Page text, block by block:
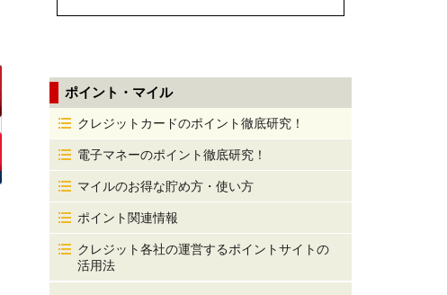
ポイント・マイル
クレジットカードのポイント徹底研究！
電子マネーのポイント徹底研究！
マイルのお得な貯め方・使い方
ポイント関連情報
クレジット各社の運営するポイントサイトの
活用法